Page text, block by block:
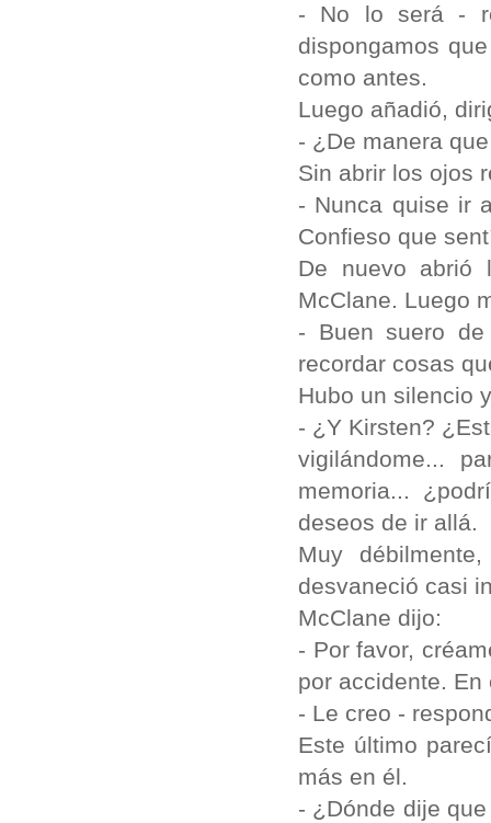
- No lo será -
dispongamos
como antes.
Luego añadió,
- ¿De manera
Sin abrir los ojos
- Nunca quise ir
Confieso que
De nuevo abrió
McClane. Luego
- Buen suero
recordar cosas
Hubo un silencio
- ¿Y Kirsten?
vigilándome...
memoria...
deseos de ir allá.
Muy
desvaneció casi
McClane dijo:
- Por favor,
por accidente.
- Le creo -
Este último
más en él.
- ¿Dónde dije